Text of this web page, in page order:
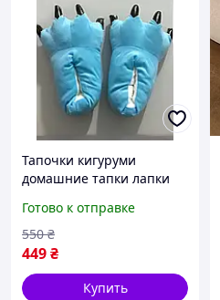
Тапочки кигуруми
домашние тапки лапки
мужчин размер 39-45
бирюзовый (3051)
Готово к отправке
449₴
550 ₴
Купить